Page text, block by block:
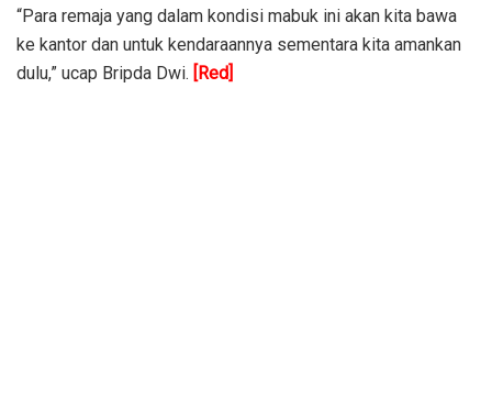
“Para remaja yang dalam kondisi mabuk ini akan kita bawa
ke kantor dan untuk kendaraannya sementara kita amankan
dulu,” ucap Bripda Dwi. [Red]